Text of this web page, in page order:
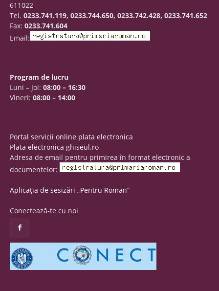
611022
Tel. 0233.741.119, 0233.744.650, 0233.742.428, 0233.741.652
Fax: 0233.741.604
Email:
Program de lucru
Luni – Joi: 08:00 – 16:30
Vineri: 08:00 – 14:00
Portal servicii online plata electronica
Plata electronica ghiseul.ro
Adresa de email pentru primirea în format electronic a
documentelor:
Aplicația de sesizări „Pentru Roman”
Conectează-te cu noi